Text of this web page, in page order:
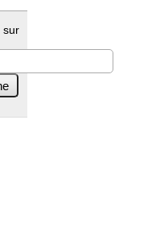
sur